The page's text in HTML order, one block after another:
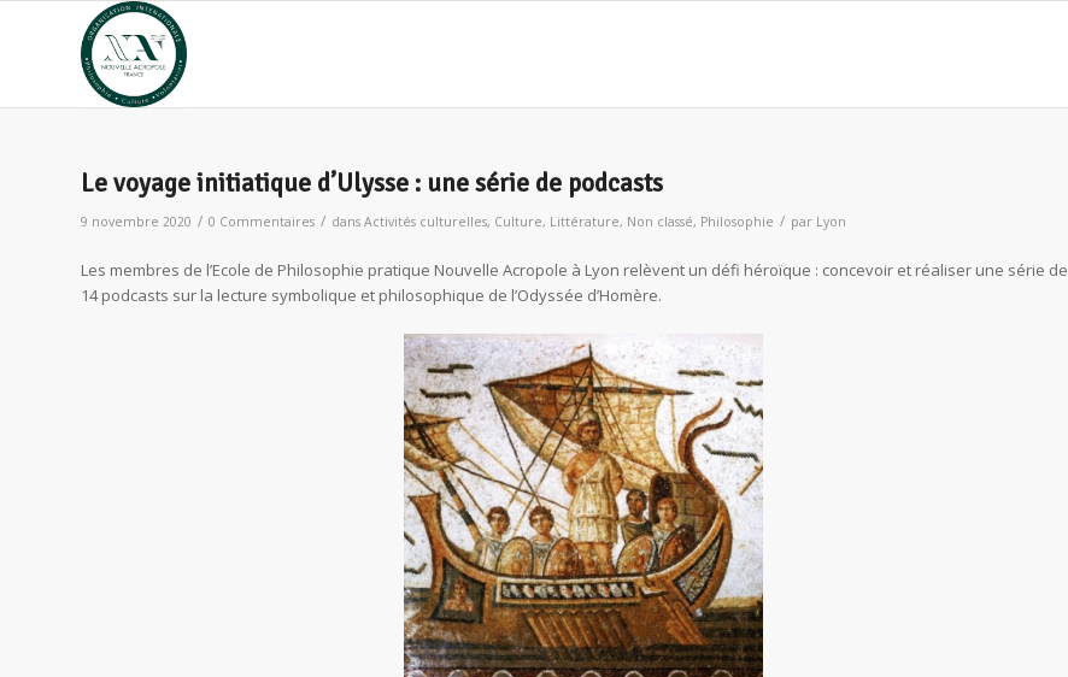
Le voyage initiatique d’Ulysse : une série de podcasts
9 novembre 2020 / 0 Commentaires / dans Activités culturelles, Culture, Littérature, Non classé, Philosophie / par Lyon
Les membres de l’Ecole de Philosophie pratique Nouvelle Acropole à Lyon relèvent un défi héroïque : concevoir et réaliser une série de
14 podcasts sur la lecture symbolique et philosophique de l’Odyssée d’Homère.